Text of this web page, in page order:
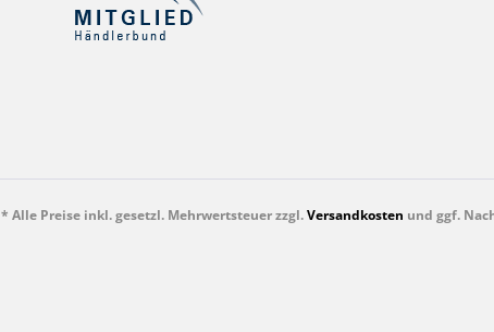
* Alle Preise inkl. gesetzl. Mehrwertsteuer zzgl.Versandkosten und ggf.